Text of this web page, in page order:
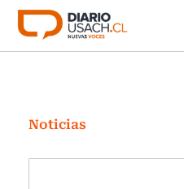
Click acá para ir
Investigación
Cultura
Noticias